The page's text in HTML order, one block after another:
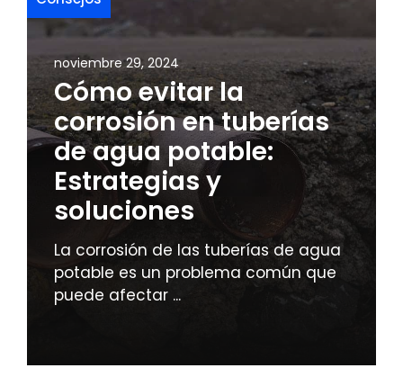
noviembre 29, 2024
Cómo evitar la
corrosión en tuberías
de agua potable:
Estrategias y
soluciones
La corrosión de las tuberías de agua
potable es un problema común que
puede afectar ...